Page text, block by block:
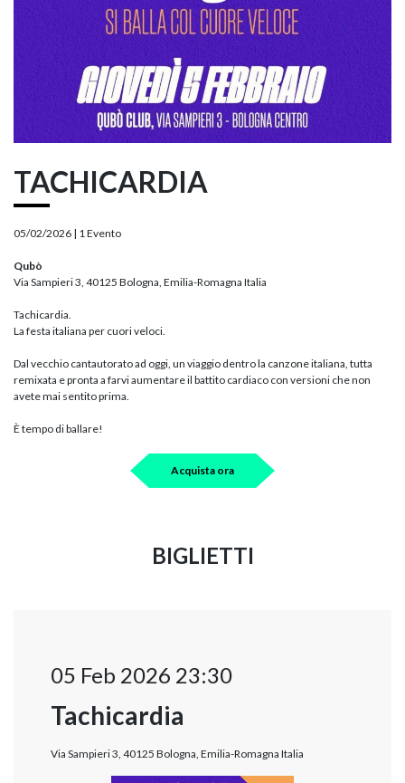
TACHICARDIA
05/02/2026 | 1 Evento
Qubò
Via Sampieri 3, 40125 Bologna, Emilia-Romagna Italia
Tachicardia.
La festa italiana per cuori veloci.
Dal vecchio cantautorato ad oggi, un viaggio dentro la canzone italiana, tutta
remixata e pronta a farvi aumentare il battito cardiaco con versioni che non
avete mai sentito prima.
È tempo di ballare!
Acquista ora
BIGLIETTI
05 Feb 2026 23:30
Tachicardia
Via Sampieri 3, 40125 Bologna, Emilia-Romagna Italia